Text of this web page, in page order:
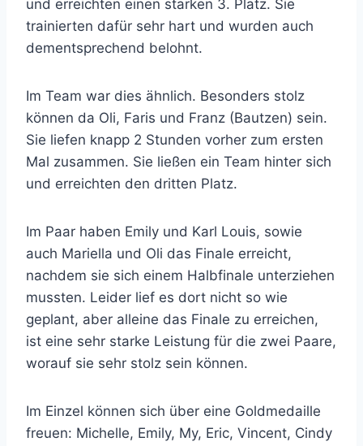
und erreichten einen starken 3. Platz. Sie
trainierten dafür sehr hart und wurden auch
dementsprechend belohnt.
Im Team war dies ähnlich. Besonders stolz
können da Oli, Faris und Franz (Bautzen) sein.
Sie liefen knapp 2 Stunden vorher zum ersten
Mal zusammen. Sie ließen ein Team hinter sich
und erreichten den dritten Platz.
Im Paar haben Emily und Karl Louis, sowie
auch Mariella und Oli das Finale erreicht,
nachdem sie sich einem Halbfinale unterziehen
mussten. Leider lief es dort nicht so wie
geplant, aber alleine das Finale zu erreichen,
ist eine sehr starke Leistung für die zwei Paare,
worauf sie sehr stolz sein können.
Im Einzel können sich über eine Goldmedaille
freuen: Michelle, Emily, My, Eric, Vincent, Cindy